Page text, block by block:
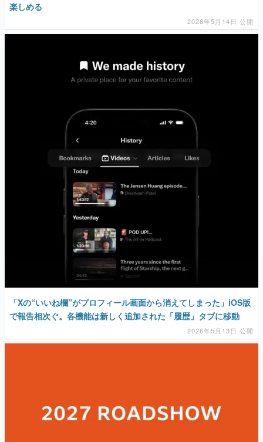
楽しめる
2026年5月14日 公開
「Xの“いいね欄”がプロフィール画面から消えてしまった」iOS版
で報告相次ぐ。各機能は新しく追加された「履歴」タブに移動
2026年5月13日 公開